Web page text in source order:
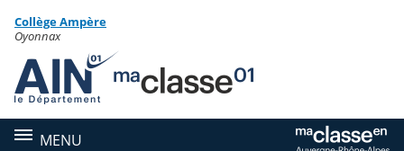
Menu de la rubrique
Contenu
Collège Ampère
Oyonnax
MENU